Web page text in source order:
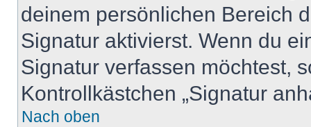
deinem persönlichen Bereich
Signatur aktivierst. Wenn du
Signatur verfassen möchtest,
Kontrollkästchen „Signatur
Nach oben